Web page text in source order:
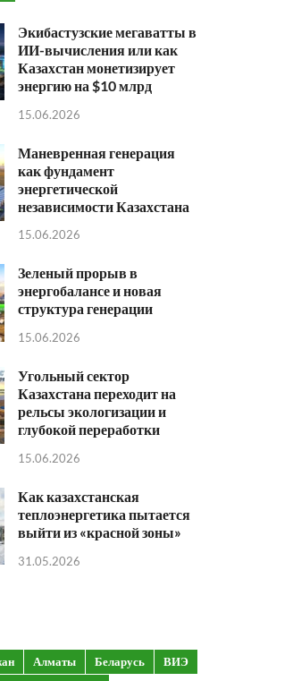
Экибастузские мегаватты в
ИИ-вычисления или как
Казахстан монетизирует
энергию на $10 млрд
15.06.2026
Маневренная генерация
как фундамент
энергетической
независимости Казахстана
15.06.2026
Зеленый прорыв в
энергобалансе и новая
структура генерации
15.06.2026
Угольный сектор
Казахстана переходит на
рельсы экологизации и
глубокой переработки
15.06.2026
Как казахстанская
теплоэнергетика пытается
выйти из «красной зоны»
31.05.2026
Алматы Беларусь
ВИЭ